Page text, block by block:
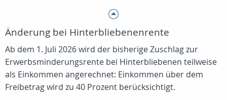
Änderung bei Hinterbliebenenrente
Ab dem 1. Juli 2026 wird der bisherige Zuschlag zur
Erwerbsminderungsrente bei Hinterbliebenen teilweise
als Einkommen angerechnet: Einkommen über dem
Freibetrag wird zu 40 Prozent berücksichtigt.